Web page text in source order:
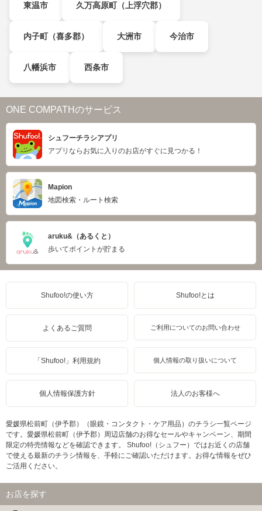
東温市 久万高原町（上浮穴郡）
内子町（喜多郡） 大洲市 今治市
八幡浜市 西条市
ONE COMPATHのサービス
シュフーチラシアプリ
アプリならお気に入りのお店がすぐに見つかる！
Mapion
地図検索・ルート検索
aruku&（あるくと）
歩いてポイントが貯まる
Shufoo!の使い方 Shufoo!とは
よくあるご質問 ご利用についてのお問い合わせ
「Shufoo!」利用規約 個人情報の取り扱いについて
個人情報保護方針 法人のお客様へ
愛媛県松前町（伊予郡）（眼鏡・コンタクト・ケア用品）のチラシ一覧ページ
です。愛媛県松前町（伊予郡）周辺店舗のお得なセールやキャンペーン、期間
限定の特売情報などを確認できます。 Shufoo!（シュフー）ではお近くの店舗
で使える最新のチラシ情報を、手軽にご確認いただけます。お得な情報をぜひ
ご活用ください。
お店を探す